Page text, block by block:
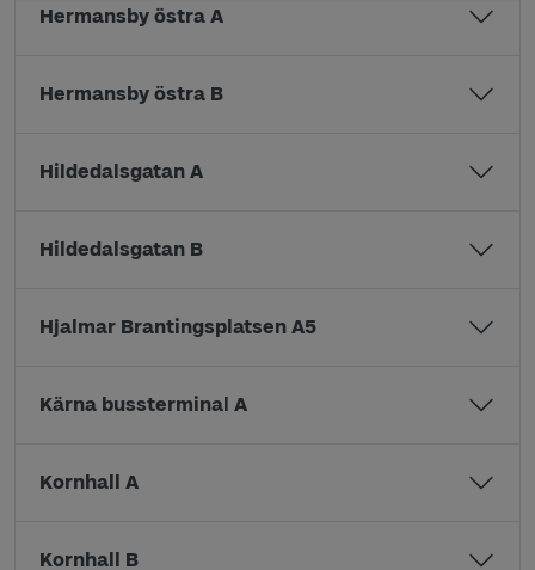
Hermansby östra A
Hermansby östra B
Hildedalsgatan A
Hildedalsgatan B
Hjalmar Brantingsplatsen A5
Kärna bussterminal A
Kornhall A
Kornhall B